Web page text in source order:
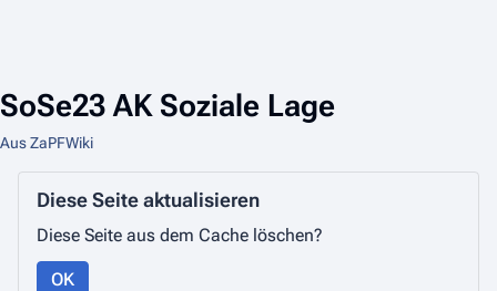
SoSe23 AK Soziale Lage
Aus ZaPFWiki
Diese Seite aktualisieren
Diese Seite aus dem Cache löschen?
OK